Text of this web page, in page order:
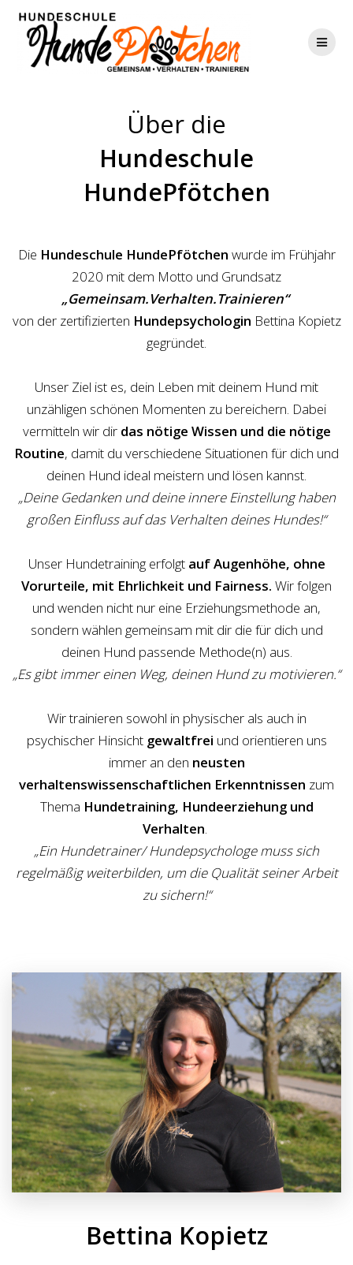
Inhalt
springen
Über die
Hundeschule
HundePfötchen
Die Hundeschule HundePfötchen wurde im Frühjahr
2020 mit dem Motto und Grundsatz
„Gemeinsam.Verhalten.Trainieren“
von der zertifizierten Hundepsychologin Bettina Kopietz
gegründet.
Unser Ziel ist es, dein Leben mit deinem Hund mit
unzähligen schönen Momenten zu bereichern. Dabei
vermitteln wir dir das nötige Wissen und die nötige
Routine, damit du verschiedene Situationen für dich und
deinen Hund ideal meistern und lösen kannst.
„Deine Gedanken und deine innere Einstellung haben
großen Einfluss auf das Verhalten deines Hundes!“
Unser Hundetraining erfolgt auf Augenhöhe, ohne
Vorurteile, mit Ehrlichkeit und Fairness. Wir folgen
und wenden nicht nur eine Erziehungsmethode an,
sondern wählen gemeinsam mit dir die für dich und
deinen Hund passende Methode(n) aus.
„Es gibt immer einen Weg, deinen Hund zu motivieren.“
Wir trainieren sowohl in physischer als auch in
psychischer Hinsicht gewaltfrei und orientieren uns
immer an den neusten
verhaltenswissenschaftlichen Erkenntnissen zum
Thema Hundetraining, Hundeerziehung und
Verhalten.
„Ein Hundetrainer/ Hundepsychologe muss sich
regelmäßig weiterbilden, um die Qualität seiner Arbeit
zu sichern!“
Bettina Kopietz